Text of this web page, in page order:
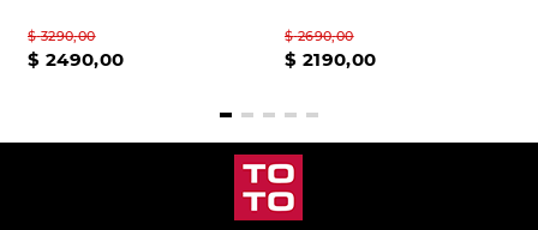
$ 3290,00
$ 2490,00
$ 2690,00
$ 2190,00